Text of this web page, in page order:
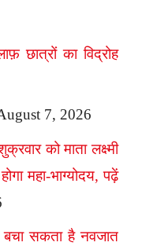
छात्रों का विद्रोह
7, 2026
को माता लक्ष्मी
महा-भाग्योदय, पढ़ें
बचा सकता है नवजात